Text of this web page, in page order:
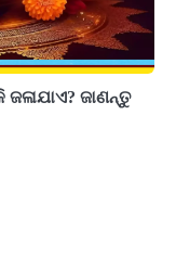
ଜଳାଯାଏ? ଜାଣନ୍ତୁ